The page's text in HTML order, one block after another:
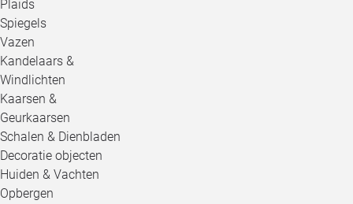
Plaids
Spiegels
Vazen
Kandelaars &
Windlichten
Kaarsen &
Geurkaarsen
Schalen & Dienbladen
Decoratie objecten
Huiden & Vachten
Opbergen